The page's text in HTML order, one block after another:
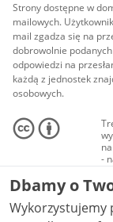
Strony dostępne w
mailowych.
mail zgadza się na
dobrowolnie
odpowiedzi na
każdą z jednostek
osobowych.
-
Dbamy o
Wykorzystujemy